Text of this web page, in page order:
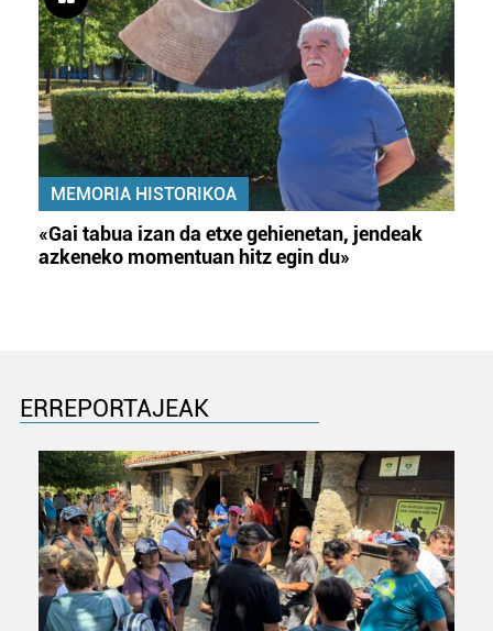
MEMORIA HISTORIKOA
«Gai tabua izan da etxe gehienetan, jendeak
azkeneko momentuan hitz egin du»
ERREPORTAJEAK